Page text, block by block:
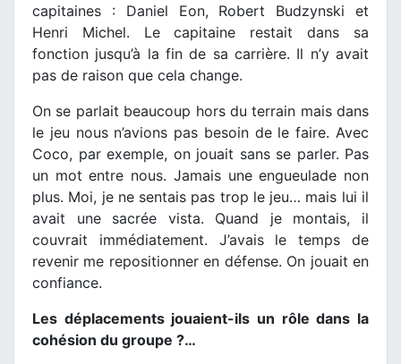
capitaines : Daniel Eon, Robert Budzynski et
Henri Michel. Le capitaine restait dans sa
fonction jusqu’à la fin de sa carrière. Il n’y avait
pas de raison que cela change.
On se parlait beaucoup hors du terrain mais dans
le jeu nous n’avions pas besoin de le faire. Avec
Coco, par exemple, on jouait sans se parler. Pas
un mot entre nous. Jamais une engueulade non
plus. Moi, je ne sentais pas trop le jeu… mais lui il
avait une sacrée vista. Quand je montais, il
couvrait immédiatement. J’avais le temps de
revenir me repositionner en défense. On jouait en
confiance.
Les déplacements jouaient-ils un rôle dans la
cohésion du groupe ?…